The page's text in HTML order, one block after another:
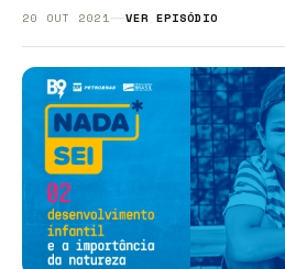
20 OUT 2021 VER EPISÓDIO